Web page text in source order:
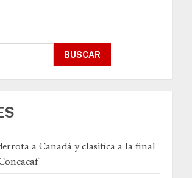
BUSCAR
a Canadá y clasifica a la final